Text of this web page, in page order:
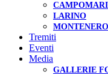
LARINO
MONTENERO
Tremiti
Eventi
Media
GALLERIE